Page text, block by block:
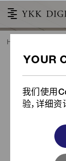
我们使用
验，详细
HOME